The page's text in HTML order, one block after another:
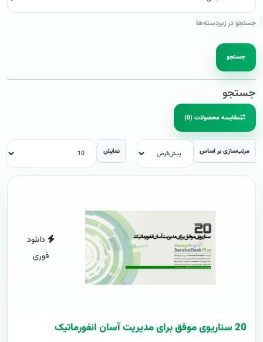
جستجو در زیردسته‌ها
جستجو
جستجو
مقایسه محصولات (0)
مرتب‌سازی بر اساس نمایش
دانلود
فوری
20 سناریوی موفق برای مدیریت آسان انفورماتیک